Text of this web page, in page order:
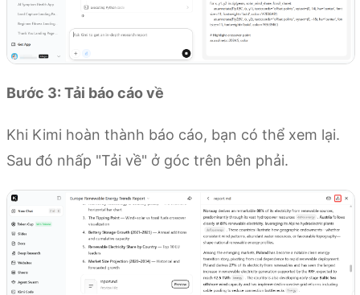
Bước 3: Tải báo cáo về
Khi Kimi hoàn thành báo cáo, bạn có thể xem lại.
Sau đó nhấp "Tải về" ở góc trên bên phải.